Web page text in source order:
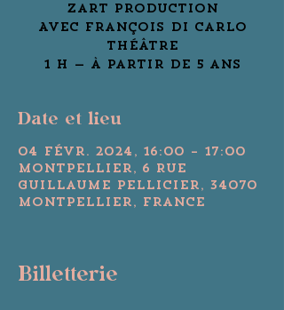
Zart Production
Avec François Di Carlo
Théâtre
Date et lieu
04 févr. 2024, 16:00 – 17:00
Montpellier, 6 Rue
Guillaume Pellicier, 34070
Montpellier, France
Billetterie